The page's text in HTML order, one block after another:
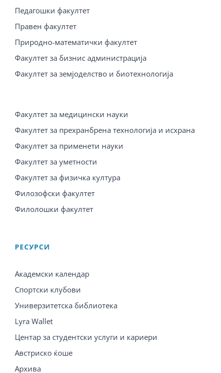
Педагошки факултет
Правен факултет
Природно-математички факултет
Факултет за бизнис администрација
Факултет за земјоделство и биотехнологија
Факултет за медицински науки
Факултет за прехранбрена технологија и исхрана
Факултет за применети науки
Факултет за уметности
Факултет за физичка култура
Филозофски факултет
Филолошки факултет
PЕСУРСИ
Академски календар
Спортски клубови
Универзитетска библиотека
Lyra Wallet
Центар за студентски услуги и кариери
Австриско ќоше
Архива